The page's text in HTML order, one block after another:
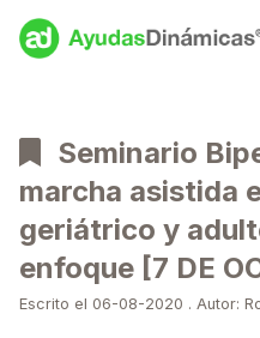
Seminario
marcha asistida
geriátrico y
enfoque [7 DE
Escrito el 06-08-2020 . Autor: